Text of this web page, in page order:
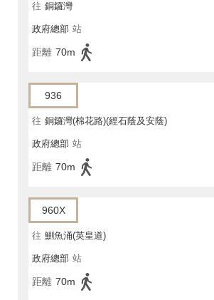
往 銅鑼灣
政府總部 站
距離 70m
936
往 銅鑼灣(棉花路)(經石蔭及安蔭)
政府總部 站
距離 70m
960X
往 鰂魚涌(英皇道)
政府總部 站
距離 70m